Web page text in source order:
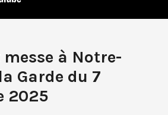
messe à Notre-
Garde du 7
2025